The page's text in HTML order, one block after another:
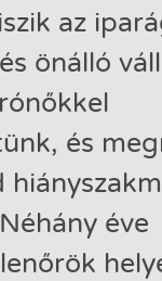
az
önálló
és
éve